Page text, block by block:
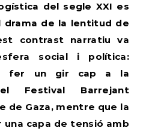
del segle XXI es
drama de la lentitud de
contrast narratiu va
social i política:
fer un gir cap a la
Festival Barrejant
de Gaza, mentre que la
capa de tensió amb